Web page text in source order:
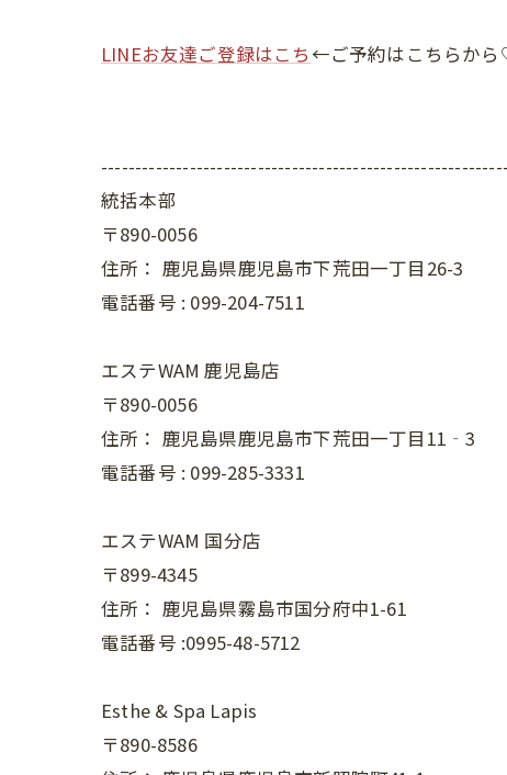
LINEお友達ご登録はこち←ご予約はこちらか
統括本部
〒890-0056
住所： 鹿児島県鹿児島市下荒田一丁目26-3
電話番号 : 099-204-7511
エステWAM 鹿児島店
〒890-0056
住所： 鹿児島県鹿児島市下荒田一丁目11‐3
電話番号 : 099-285-3331
エステWAM 国分店
〒899-4345
住所： 鹿児島県霧島市国分府中1-61
電話番号 :0995-48-5712
Esthe & Spa Lapis
〒890-8586